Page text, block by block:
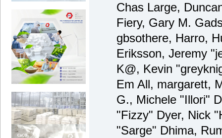
Chas Large,
Fiery, Gary M.
gbsothere, Harro,
Eriksson, Jeremy
K@, Kevin
Em All, margarett,
G., Michele "Illori"
"Fizzy" Dyer, Nick
"Sarge" Dhima,